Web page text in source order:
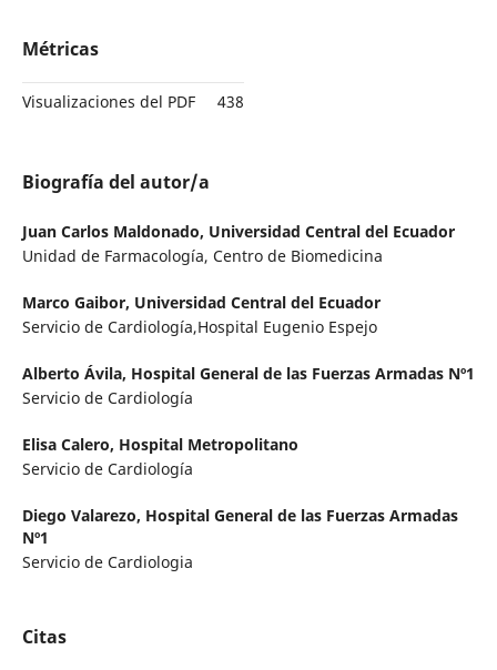
Métricas
Visualizaciones del PDF 438
Biografía del autor/a
Juan Carlos Maldonado, Universidad Central del Ecuador
Unidad de Farmacología, Centro de Biomedicina
Marco Gaibor, Universidad Central del Ecuador
Servicio de Cardiología,Hospital Eugenio Espejo
Alberto Ávila, Hospital General de las Fuerzas Armadas Nº1
Servicio de Cardiología
Elisa Calero, Hospital Metropolitano
Servicio de Cardiología
Diego Valarezo, Hospital General de las Fuerzas Armadas
Nº1
Servicio de Cardiologia
Citas